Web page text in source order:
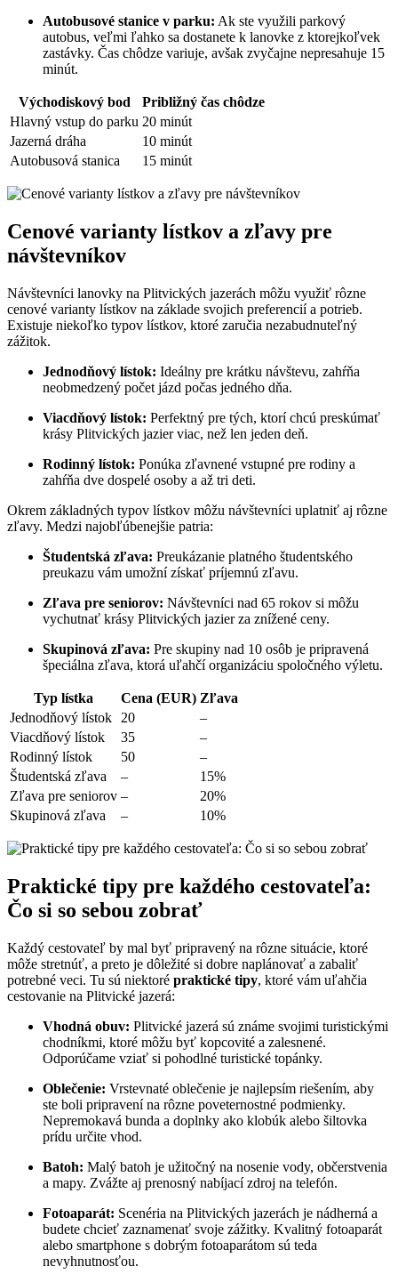
Autobusové stanice v parku: Ak ste využili parkový
autobus, veľmi ľahko sa dostanete k lanovke z ktorejkoľvek
zastávky. Čas chôdze variuje, avšak zvyčajne nepresahuje 15
minút.
Východiskový bod
Približný čas chôdze
Hlavný vstup do parku 20 minút
Jazerná dráha
10 minút
Autobusová stanica
15 minút
Cenové varianty lístkov a zľavy pre
návštevníkov
Návštevníci lanovky na Plitvických jazerách môžu využiť rôzne
cenové varianty lístkov na základe svojich preferencií a potrieb.
Existuje niekoľko typov lístkov, ktoré zaručia nezabudnuteľný
zážitok.
Jednodňový lístok: Ideálny pre krátku návštevu, zahŕňa
neobmedzený počet jázd počas jedného dňa.
Viacdňový lístok: Perfektný pre tých, ktorí chcú preskúmať
krásy Plitvických jazier viac, než len jeden deň.
Rodinný lístok: Ponúka zľavnené vstupné pre rodiny a
zahŕňa dve dospelé osoby a až tri deti.
Okrem základných typov lístkov môžu návštevníci uplatniť aj rôzne
zľavy. Medzi najobľúbenejšie patria:
Študentská zľava: Preukázanie platného študentského
preukazu vám umožní získať príjemnú zľavu.
Zľava pre seniorov: Návštevníci nad 65 rokov si môžu
vychutnať krásy Plitvických jazier za znížené ceny.
Skupinová zľava: Pre skupiny nad 10 osôb je pripravená
špeciálna zľava, ktorá uľahčí organizáciu spoločného výletu.
Typ lístka Cena (EUR) Zľava
Jednodňový lístok
20
–
Viacdňový lístok
35
–
Rodinný lístok
50
–
Študentská zľava
–
15%
Zľava pre seniorov –
20%
Skupinová zľava
– 10%
Praktické tipy pre každého cestovateľa:
Čo si so sebou zobrať
Každý cestovateľ by mal byť pripravený na rôzne situácie, ktoré
môže stretnúť, a preto je dôležité si dobre naplánovať a zabaliť
potrebné veci. Tu sú niektoré praktické tipy, ktoré vám uľahčia
cestovanie na Plitvické jazerá:
Vhodná obuv: Plitvické jazerá sú známe svojimi turistickými
chodníkmi, ktoré môžu byť kopcovité a zalesnené.
Odporúčame vziať si pohodlné turistické topánky.
Oblečenie: Vrstevnaté oblečenie je najlepsím riešením, aby
ste boli pripravení na rôzne poveternostné podmienky.
Nepremokavá bunda a doplnky ako klobúk alebo šiltovka
prídu určite vhod.
Batoh: Malý batoh je užitočný na nosenie vody, občerstvenia
a mapy. Zvážte aj prenosný nabíjací zdroj na telefón.
Fotoaparát: Scenéria na Plitvických jazerách je nádherná a
budete chcieť zaznamenať svoje zážitky. Kvalitný fotoaparát
alebo smartphone s dobrým fotoaparátom sú teda
nevyhnutnosťou.